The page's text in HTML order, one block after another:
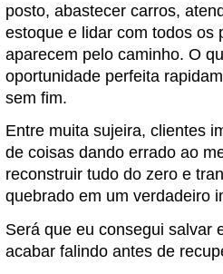
posto, abastecer carros,
estoque e lidar com todos os
aparecem pelo caminho. O
oportunidade perfeita
sem fim.
Entre muita sujeira, clientes
de coisas dando errado ao
reconstruir tudo do zero e
quebrado em um verdadeiro
Será que eu consegui salvar
acabar falindo antes de